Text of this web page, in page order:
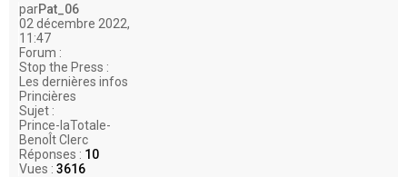
parPat_06
02 décembre 2022,
11:47
Forum :
Stop the Press :
Les dernières infos
Princières
Sujet :
Prince-laTotale-
BenoÎt Clerc
Réponses : 10
Vues : 3616